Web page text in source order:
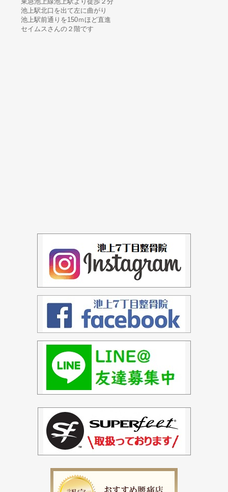
池上駅北口を出て左に曲がり
池上駅前通りを150ｍほど直進
セイムスさんの２階です